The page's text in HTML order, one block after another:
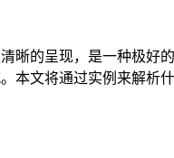
晰的呈现，是一种极
本文将通过实例来解析什